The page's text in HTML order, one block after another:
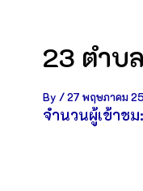
23 ตำบ
By /27 พฤษภาคม
จำนวนผู้เข้าชม: